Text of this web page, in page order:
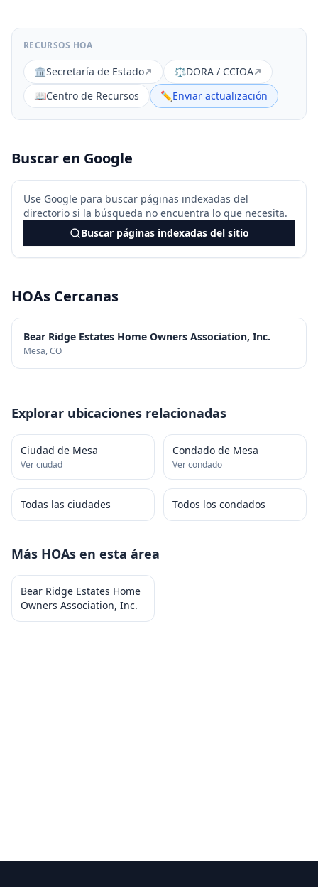
RECURSOS HOA
🏛️Secretaría de Estado ⚖️DORA / CCIOA
📖Centro de Recursos ✏️Enviar actualización
Buscar en Google
Use Google para buscar páginas indexadas del
directorio si la búsqueda no encuentra lo que necesita.
Buscar páginas indexadas del sitio
HOAs Cercanas
Bear Ridge Estates Home Owners Association, Inc.
Mesa, CO
Explorar ubicaciones relacionadas
Ciudad de Mesa
Ver ciudad
Condado de Mesa
Ver condado
Todas las ciudades Todos los condados
Más HOAs en esta área
Bear Ridge Estates Home
Owners Association, Inc.